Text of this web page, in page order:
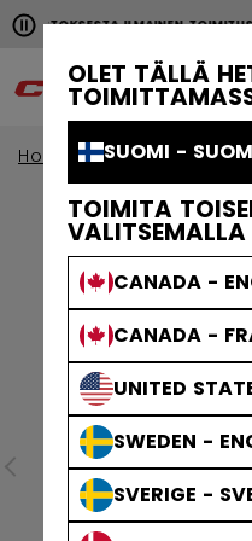
OLET TÄLLÄ
SUOMI -
TOIMITA
VALITSEMALLA
CANADA -
CANADA -
UNITED
SWEDEN -
SVERIGE -
Pause the horizontal
OSTOKSESTA ILMAINEN
YLI 200€ OSTOKSESTA
Home